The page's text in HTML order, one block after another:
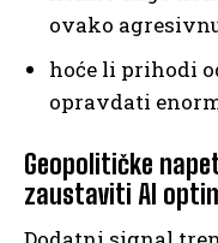
ovako
hoće li prihodi
opravdati
Geopolitičke
zaustaviti AI